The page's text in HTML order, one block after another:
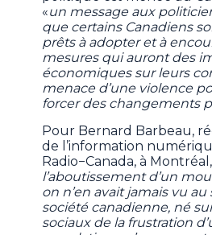
«un message aux
que certains Canadiens
prêts à adopter et à
mesures qui auront des
économiques sur leurs
menace d’une violence
forcer des changements
Pour Bernard Barbeau,
de l’information
Radio−Canada, à
l’aboutissement d’un
on n’en avait jamais vu au
société canadienne, né
sociaux de la frustration